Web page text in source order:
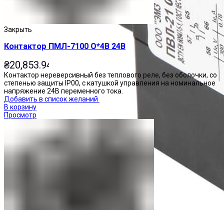
Закрыть
Контактор ПМЛ-7100 О*4В 24В
₴20,853.94
Контактор нереверсивный без теплового реле, без оболочки, со
степенью защиты IP00, с катушкой управления на номинальное
напряжение 24В переменного тока.
Добавить в список желаний
В корзину
Просмотр